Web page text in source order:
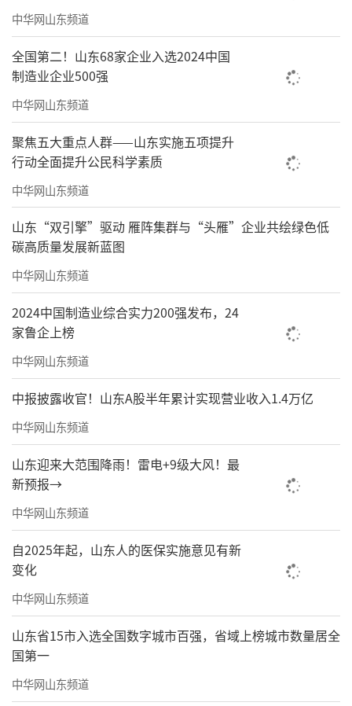
中华网山东频道
全国第二！山东68家企业入选2024中国
制造业企业500强
中华网山东频道
聚焦五大重点人群——山东实施五项提升
行动全面提升公民科学素质
中华网山东频道
山东“双引擎”驱动 雁阵集群与“头雁”企业共绘绿色低
碳高质量发展新蓝图
中华网山东频道
2024中国制造业综合实力200强发布，24
家鲁企上榜
中华网山东频道
中报披露收官！山东A股半年累计实现营业收入1.4万亿
中华网山东频道
山东迎来大范围降雨！雷电+9级大风！最
新预报→
中华网山东频道
自2025年起，山东人的医保实施意见有新
变化
中华网山东频道
山东省15市入选全国数字城市百强，省域上榜城市数量居全
国第一
中华网山东频道